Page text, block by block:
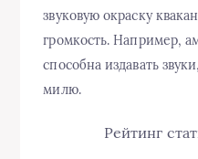
звуковую окраску
громкость. Например,
способна издавать
милю.
Рейтинг